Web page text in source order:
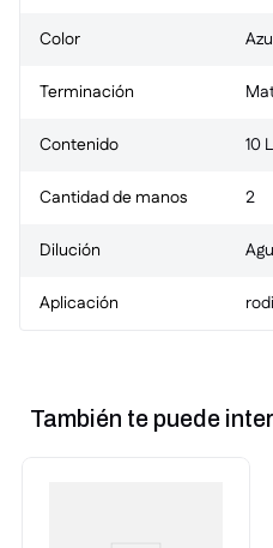
Color
Terminación
Contenido 10 L
Cantidad de manos 2
Dilución
Aplicación
También te puede